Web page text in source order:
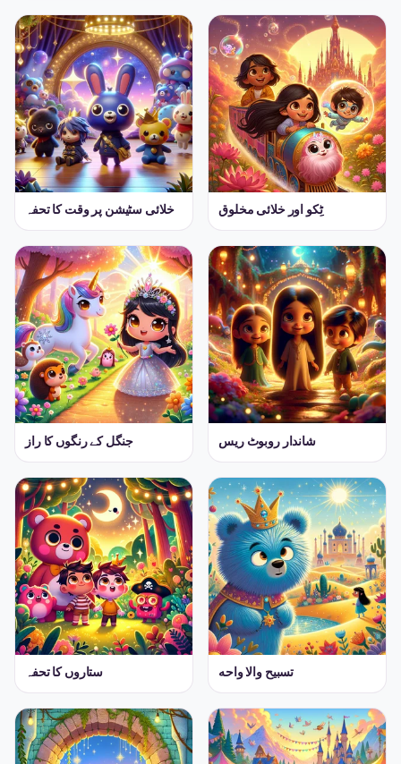
خلائی سٹیشن پر وقت کا تحفہ ٹِکو اور خلائی مخلوق
جنگل کے رنگوں کا راز شاندار روبوٹ ریس
ستاروں کا تحفہ تسبیح والا واحه